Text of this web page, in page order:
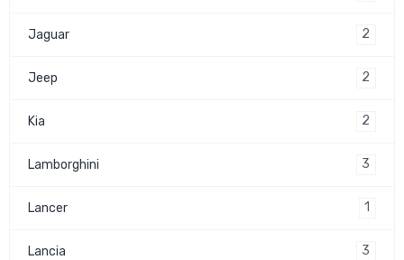
Jaguar 2
Jeep 2
Kia 2
Lamborghini 3
Lancer 1
Lancia 3